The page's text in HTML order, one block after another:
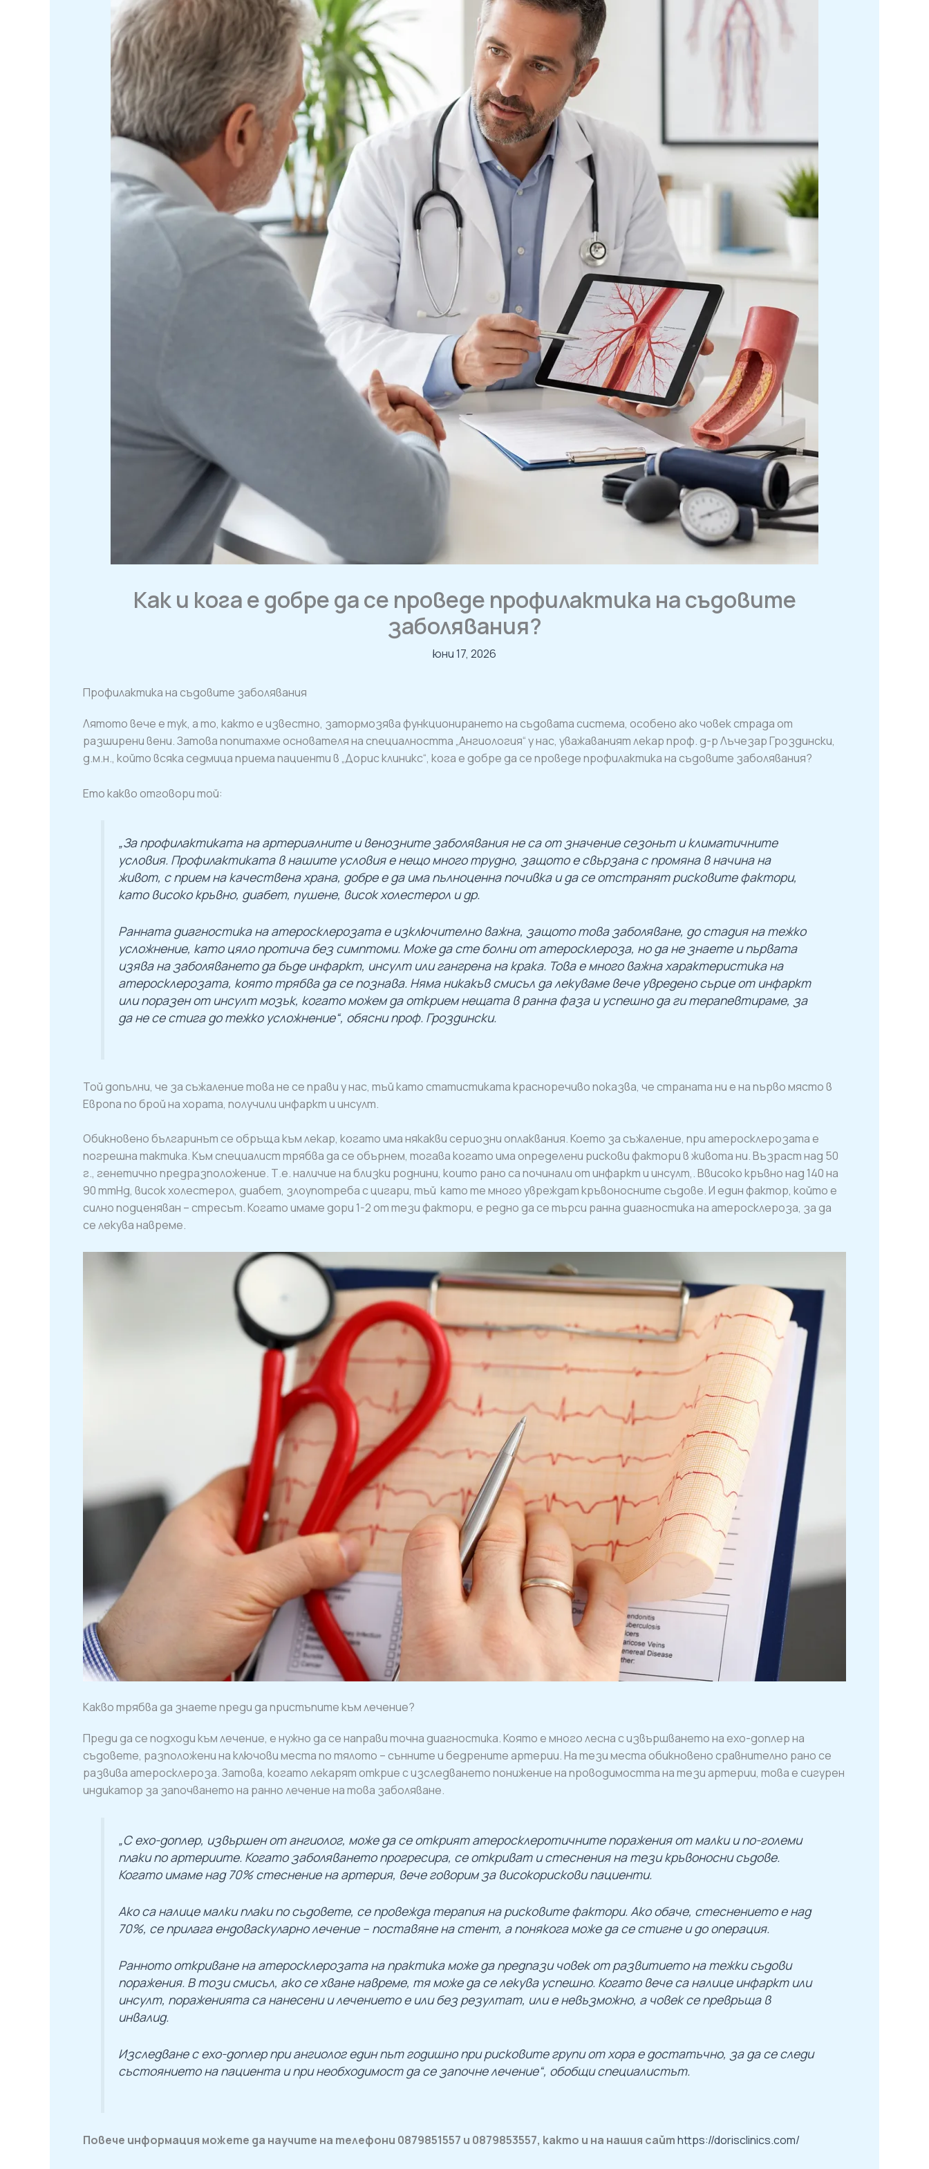
Как и кога е добре да се проведе профилактика на съдовите
заболявания?
юни 17, 2026
Профилактика на съдовите заболявания
Лятото вече е тук, а то, както е известно, затормозява функционирането на съдовата система, особено ако човек страда от
разширени вени. Затова попитахме основателя на специалността „Ангиология“ у нас, уважаваният лекар проф. д-р Лъчезар Гроздински,
д.м.н., който всяка седмица приема пациенти в „Дорис клиникс“, кога е добре да се проведе профилактика на съдовите заболявания?
Ето какво отговори той:
„За профилактиката на артериалните и венозните заболявания не са от значение сезонът и климатичните
условия. Профилактиката в нашите условия е нещо много трудно, защото е свързана с промяна в начина на
живот, с прием на качествена храна, добре е да има пълноценна почивка и да се отстранят рисковите фактори,
като високо кръвно, диабет, пушене, висок холестерол и др.
Ранната диагностика на атеросклерозата е изключително важна, защото това заболяване, до стадия на тежко
усложнение, като цяло протича без симптоми. Може да сте болни от атеросклероза, но да не знаете и първата
изява на заболяването да бъде инфаркт, инсулт или гангрена на крака. Това е много важна характеристика на
атеросклерозата, която трябва да се познава. Няма никакъв смисъл да лекуваме вече увредено сърце от инфаркт
или поразен от инсулт мозък, когато можем да открием нещата в ранна фаза и успешно да ги терапевтираме, за
да не се стига до тежко усложнение“, обясни проф. Гроздински.
Той допълни, че за съжаление това не се прави у нас, тъй като статистиката красноречиво показва, че страната ни е на първо място в
Европа по брой на хората, получили инфаркт и инсулт.
Обикновено българинът се обръща към лекар, когато има някакви сериозни оплаквания. Което за съжаление, при атеросклерозата е
погрешна тактика. Към специалист трябва да се обърнем, тогава когато има определени рискови фактори в живота ни. Възраст над 50
г., генетично предразположение. Т.е. наличие на близки роднини, които рано са починали от инфаркт и инсулт,. Ввисоко кръвно над 140 на
90 mmHg, висок холестерол, диабет, злоупотреба с цигари, тъй като те много увреждат кръвоносните съдове. И един фактор, който е
силно подценяван – стресът. Когато имаме дори 1-2 от тези фактори, е редно да се търси ранна диагностика на атеросклероза, за да
се лекува навреме.
Какво трябва да знаете преди да пристъпите към лечение?
Преди да се подходи към лечение, е нужно да се направи точна диагностика. Която е много лесна с извършването на ехо-доплер на
съдовете, разположени на ключови места по тялото – сънните и бедрените артерии. На тези места обикновено сравнително рано се
развива атеросклероза. Затова, когато лекарят открие с изследването понижение на проводимостта на тези артерии, това е сигурен
индикатор за започването на ранно лечение на това заболяване.
„С ехо-доплер, извършен от ангиолог, може да се открият атеросклеротичните поражения от малки и по-големи
плаки по артериите. Когато заболяването прогресира, се откриват и стеснения на тези кръвоносни съдове.
Когато имаме над 70% стеснение на артерия, вече говорим за високорискови пациенти.
Ако са налице малки плаки по съдовете, се провежда терапия на рисковите фактори. Ако обаче, стеснението е над
70%, се прилага ендоваскуларно лечение – поставяне на стент, а понякога може да се стигне и до операция.
Ранното откриване на атеросклерозата на практика може да предпази човек от развитието на тежки съдови
поражения. В този смисъл, ако се хване навреме, тя може да се лекува успешно. Когато вече са налице инфаркт или
инсулт, пораженията са нанесени и лечението е или без резултат, или е невъзможно, а човек се превръща в
инвалид.
Изследване с ехо-доплер при ангиолог един път годишно при рисковите групи от хора е достатъчно, за да се следи
състоянието на пациента и при необходимост да се започне лечение“, обобщи специалистът.
Повече информация можете да научите на телефони 0879851557 и 0879853557, както и на нашия сайтhttps://dorisclinics.com/